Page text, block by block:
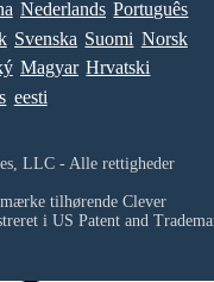
Nederlands Português
Svenska Suomi Norsk
Magyar Hrvatski
eesti
LLC - Alle rettigheder
tilhørende Clever
i US Patent and